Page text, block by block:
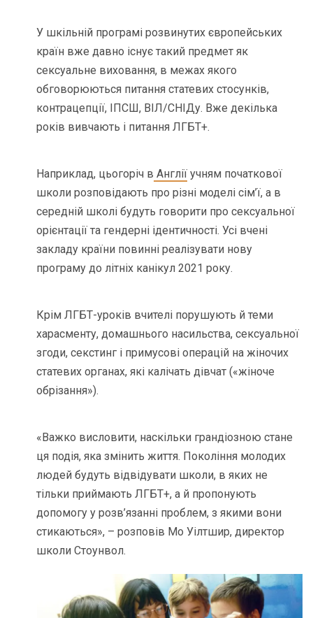
У шкільній програмі розвинутих європейських
країн вже давно існує такий предмет як
сексуальне виховання, в межах якого
обговорюються питання статевих стосунків,
контрацепції, ІПСШ, ВІЛ/СНІДу. Вже декілька
років вивчають і питання ЛГБТ+.
Наприклад, цьогоріч в Англії учням початкової
школи розповідають про різні моделі сім’ї, а в
середній школі будуть говорити про сексуальної
орієнтації та гендерні ідентичності. Усі вчені
закладу країни повинні реалізувати нову
програму до літніх канікул 2021 року.
Крім ЛГБТ-уроків вчителі порушують й теми
харасменту, домашнього насильства, сексуальної
згоди, секстинг і примусові операцій на жіночих
статевих органах, які калічать дівчат («жіноче
обрізання»).
«Важко висловити, наскільки грандіозною стане
ця подія, яка змінить життя. Покоління молодих
людей будуть відвідувати школи, в яких не
тільки приймають ЛГБТ+, а й пропонують
допомогу у розв’язанні проблем, з якими вони
стикаються», – розповів Мо Уілтшир, директор
школи Стоунвол.